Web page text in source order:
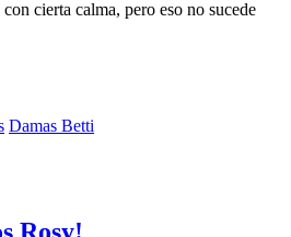
cierta calma, pero eso no sucede
Damas Betti
Rosy!